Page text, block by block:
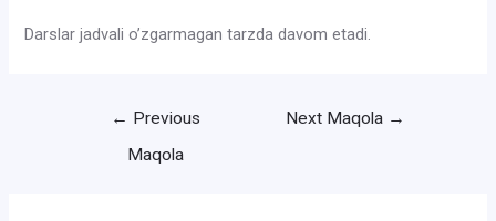
Darslar jadvali o’zgarmagan tarzda davom etadi.
← Previous
Maqola
Next Maqola →